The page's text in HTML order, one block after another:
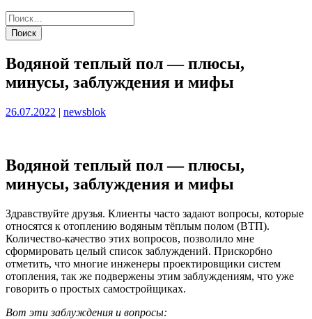
Водяной теплый пол — плюсы,
минусы, заблуждения и мифы
Опубликовано
26.07.2022 | Опубликовано
newsblok
Водяной теплый пол — плюсы,
минусы, заблуждения и мифы
Здравствуйте друзья. Клиенты часто задают вопросы, которые
относятся к отоплению водяным тёплым полом (ВТП).
Количество-качество этих вопросов, позволило мне
сформировать целый список заблуждений. Прискорбно
отметить, что многие инженеры проектировщики систем
отопления, так же подвержены этим заблуждениям, что уже
говорить о простых самостройщиках.
Вот эти заблуждения и вопросы: